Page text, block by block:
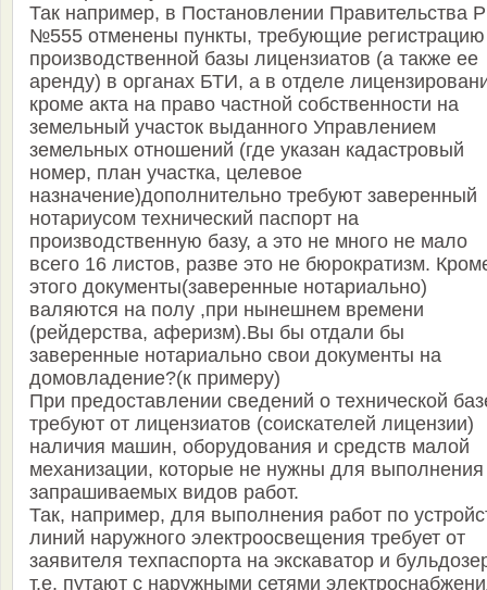
Так например, в Постановлении Правительства
№555 отменены пункты, требующие регистрацию
производственной базы лицензиатов (а также ее
аренду) в органах БТИ, а в отделе
кроме акта на право частной собственности на
земельный участок выданного Управлением
земельных отношений (где указан кадастровый
номер, план участка, целевое
назначение)дополнительно требуют заверенный
нотариусом технический паспорт на
производственную базу, а это не много не мало
всего 16 листов, разве это не бюрократизм.
этого документы(заверенные нотариально)
валяются на полу ,при нынешнем времени
(рейдерства, аферизм).Вы бы отдали бы
заверенные нотариально свои документы на
домовладение?(к примеру)
При предоставлении сведений о технической
требуют от лицензиатов (соискателей лицензии)
наличия машин, оборудования и средств малой
механизации, которые не нужны для выполнения
запрашиваемых видов работ.
Так, например, для выполнения работ по
линий наружного электроосвещения требует от
заявителя техпаспорта на экскаватор и
т.е. путают с наружными сетями